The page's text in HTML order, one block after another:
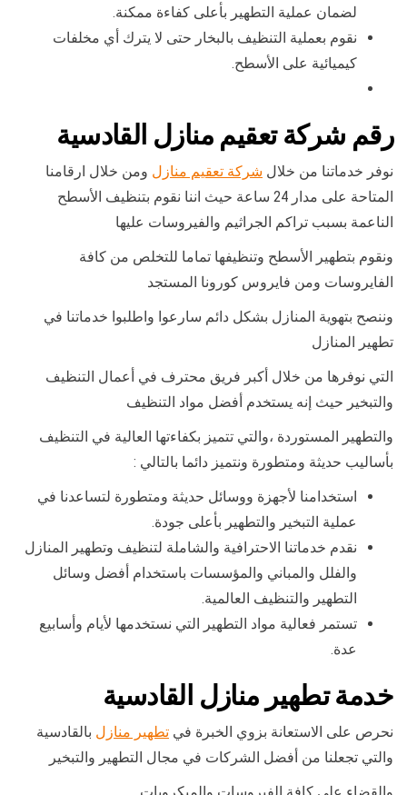
لضمان عملية التطهير بأعلى كفاءة ممكنة.
نقوم بعملية التنظيف بالبخار حتى لا يترك أي مخلفات
كيميائية على الأسطح.
رقم شركة تعقيم منازل القادسية
نوفر خدماتنا من خلال شركة تعقيم منازل ومن خلال ارقامنا
المتاحة على مدار 24 ساعة حيث اننا نقوم بتنظيف الأسطح
الناعمة بسبب تراكم الجراثيم والفيروسات عليها
ونقوم بتطهير الأسطح وتنظيفها تماما للتخلص من كافة
الفايروسات ومن فايروس كورونا المستجد
وننصح بتهوية المنازل بشكل دائم سارعوا واطلبوا خدماتنا في
تطهير المنازل
التي نوفرها من خلال أكبر فريق محترف في أعمال التنظيف
والتبخير حيث إنه يستخدم أفضل مواد التنظيف
والتطهير المستوردة ،والتي تتميز بكفاءتها العالية في التنظيف
بأساليب حديثة ومتطورة ونتميز دائما بالتالي :
استخدامنا لأجهزة ووسائل حديثة ومتطورة لتساعدنا في
عملية التبخير والتطهير بأعلى جودة.
نقدم خدماتنا الاحترافية والشاملة لتنظيف وتطهير المنازل
والفلل والمباني والمؤسسات باستخدام أفضل وسائل
التطهير والتنظيف العالمية.
تستمر فعالية مواد التطهير التي نستخدمها لأيام وأسابيع
عدة.
خدمة تطهير منازل القادسية
نحرص على الاستعانة بزوي الخبرة في تطهير منازل بالقادسية
والتي تجعلنا من أفضل الشركات في مجال التطهير والتبخير